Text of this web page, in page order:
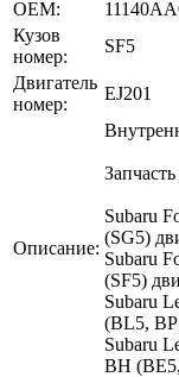
OEM:
Кузов
номер:
SF5
Двигатель
номер:
EJ201
Описание:
Subaru
(SG5)
Subaru
(SF5)
Subaru
(BL5,
Subaru
BH